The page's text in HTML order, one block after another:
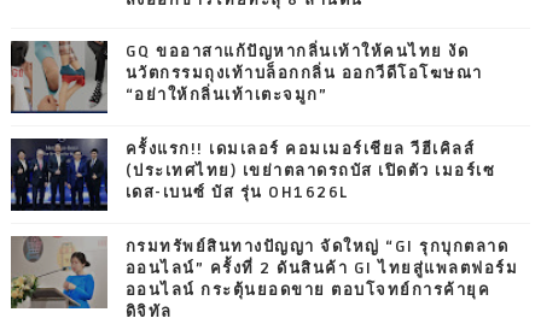
GQ ขออาสาแก้ปัญหากลิ่นเท้าให้คนไทย งัด
นวัตกรรมถุงเท้าบล็อกกลิ่น ออกวีดีโอโฆษณา
“อย่าให้กลิ่นเท้าเตะจมูก”
ครั้งแรก!! เดมเลอร์ คอมเมอร์เชียล วีฮีเคิลส์
(ประเทศไทย) เขย่าตลาดรถบัส เปิดตัว เมอร์เซ
เดส-เบนซ์ บัส รุ่น OH1626L
กรมทรัพย์สินทางปัญญา จัดใหญ่ “GI รุกบุกตลาด
ออนไลน์” ครั้งที่ 2 ดันสินค้า GI ไทยสู่แพลตฟอร์ม
ออนไลน์ กระตุ้นยอดขาย ตอบโจทย์การค้ายุค
ดิจิทัล